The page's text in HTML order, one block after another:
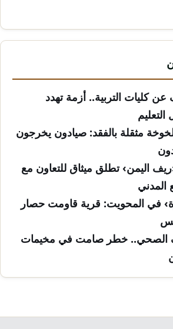
كليات التربية.. أزمة تهدد
مثقلة بالفقد: صيادون يخرجون
اليمن› تطلق ميثاق للتعاون مع
المدني
في المحويت: قرية قاومت حصار
الصحي.. خطر صامت في مخيمات